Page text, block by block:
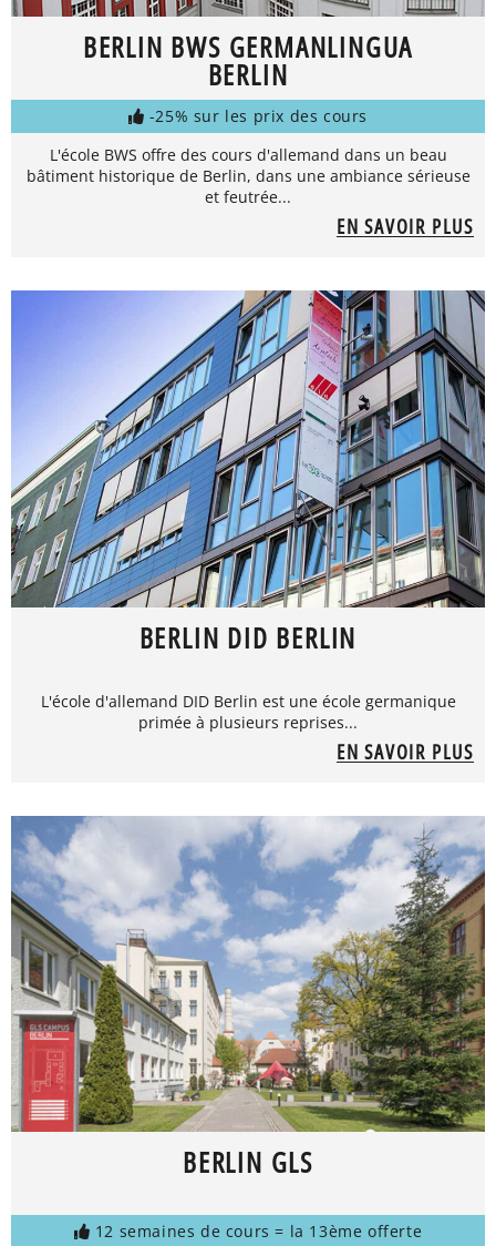
BERLIN BWS GERMANLINGUA
BERLIN
-25% sur les prix des cours
L'école BWS offre des cours d'allemand dans un beau
bâtiment historique de Berlin, dans une ambiance sérieuse
et feutrée...
EN SAVOIR PLUS
BERLIN DID BERLIN
L'école d'allemand DID Berlin est une école germanique
primée à plusieurs reprises...
EN SAVOIR PLUS
BERLIN GLS
12 semaines de cours = la 13ème offerte